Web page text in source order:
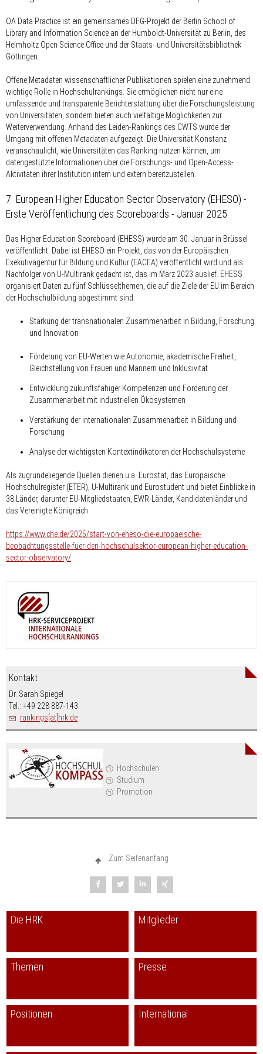
OA Data Practice ist ein gemeinsames DFG-Projekt der Berlin School of
Library and Information Science an der Humboldt-Universität zu Berlin, des
Helmholtz Open Science Office und der Staats- und Universitätsbibliothek
Göttingen.
Offene Metadaten wissenschaftlicher Publikationen spielen eine zunehmend
wichtige Rolle in Hochschulrankings. Sie ermöglichen nicht nur eine
umfassende und transparente Berichterstattung über die Forschungsleistung
von Universitäten, sondern bieten auch vielfältige Möglichkeiten zur
Weiterverwendung. Anhand des Leiden-Rankings des CWTS wurde der
Umgang mit offenen Metadaten aufgezeigt. Die Universität Konstanz
veranschaulicht, wie Universitäten das Ranking nutzen können, um
datengestützte Informationen über die Forschungs- und Open-Access-
Aktivitäten ihrer Institution intern und extern bereitzustellen.
7. European Higher Education Sector Observatory (EHESO) -
Erste Veröffentlichung des Scoreboards - Januar 2025
Das Higher Education Scoreboard (EHESS) wurde am 30. Januar in Brüssel
veröffentlicht. Dabei ist EHESO ein Projekt, das von der Europäischen
Exekutivagentur für Bildung und Kultur (EACEA) veröffentlicht wird und als
Nachfolger von U-Multirank gedacht ist, das im März 2023 auslief. EHESS
organisiert Daten zu fünf Schlüsselthemen, die auf die Ziele der EU im Bereich
der Hochschulbildung abgestimmt sind:
Stärkung der transnationalen Zusammenarbeit in Bildung, Forschung
und Innovation
Förderung von EU-Werten wie Autonomie, akademische Freiheit,
Gleichstellung von Frauen und Männern und Inklusivität
Entwicklung zukunftsfähiger Kompetenzen und Förderung der
Zusammenarbeit mit industriellen Ökosystemen
Verstärkung der internationalen Zusammenarbeit in Bildung und
Forschung
Analyse der wichtigsten Kontextindikatoren der Hochschulsysteme
Als zugrundeliegende Quellen dienen u.a. Eurostat, das Europäische
Hochschulregister (ETER), U-Multirank und Eurostudent und bietet Einblicke in
38 Länder, darunter EU-Mitgliedstaaten, EWR-Länder, Kandidatenländer und
das Vereinigte Königreich.
https://www.che.de/2025/start-von-eheso-die-europaeische-
beobachtungsstelle-fuer-den-hochschulsektor-european-higher-education-
sector-observatory/
Hochschulen
Studium
Promotion
Kontakt
Dr. Sarah Spiegel
Tel.: +49 228 887-143
rankings[at]hrk.de
Zum Seitenanfang
Die HRK Mitglieder
Themen Presse
Positionen International